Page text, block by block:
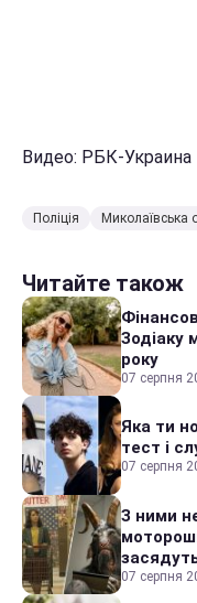
Видео: РБК-Украина
Поліція Миколаївська
Читайте також
Зодіаку
року
07 серпня
Яка ти
тест і
07 серпня
З ними
07 серпня